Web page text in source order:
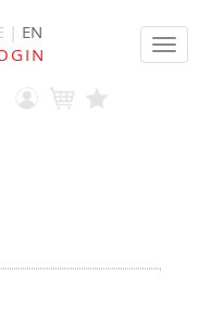
| EN